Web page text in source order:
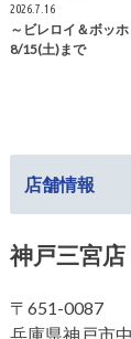
2026.7.16
～ビレロイ＆ボッホ
8/15(土)まで
店舗情報
神戸三宮店
〒651-0087
兵庫県神戸市